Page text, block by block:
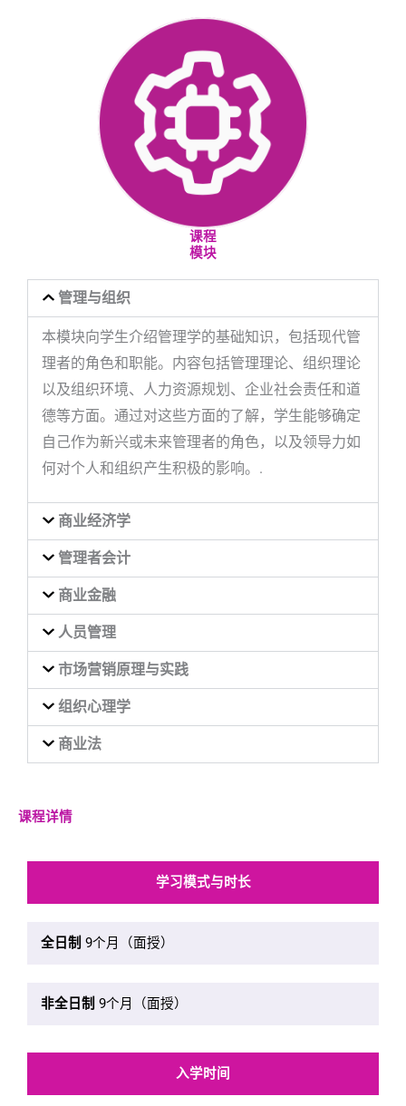
课程
模块
管理与组织
本模块向学生介绍管理学的基础知识，包括现代管
理者的角色和职能。内容包括管理理论、组织理论
以及组织环境、人力资源规划、企业社会责任和道
德等方面。通过对这些方面的了解，学生能够确定
自己作为新兴或未来管理者的角色，以及领导力如
何对个人和组织产生积极的影响。.
商业经济学
管理者会计
商业金融
人员管理
市场营销原理与实践
组织心理学
商业法
课程详情
学习模式与时长
全日制 9个月（面授）
非全日制 9个月（面授）
入学时间